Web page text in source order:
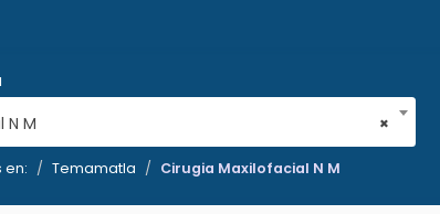
×
N M
en: Temamatla Cirugia Maxilofacial N M